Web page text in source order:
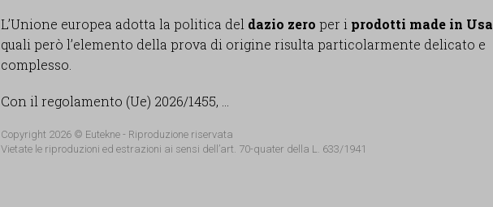
L’Unione europea adotta la politica del dazio zero per i prodotti made in Usa
quali però l’elemento della prova di origine risulta particolarmente delicato e
complesso.
Con il regolamento (Ue) 2026/1455, ...
Copyright 2026 © Eutekne - Riproduzione riservata
Vietate le riproduzioni ed estrazioni ai sensi dell’art. 70-quater della L. 633/1941